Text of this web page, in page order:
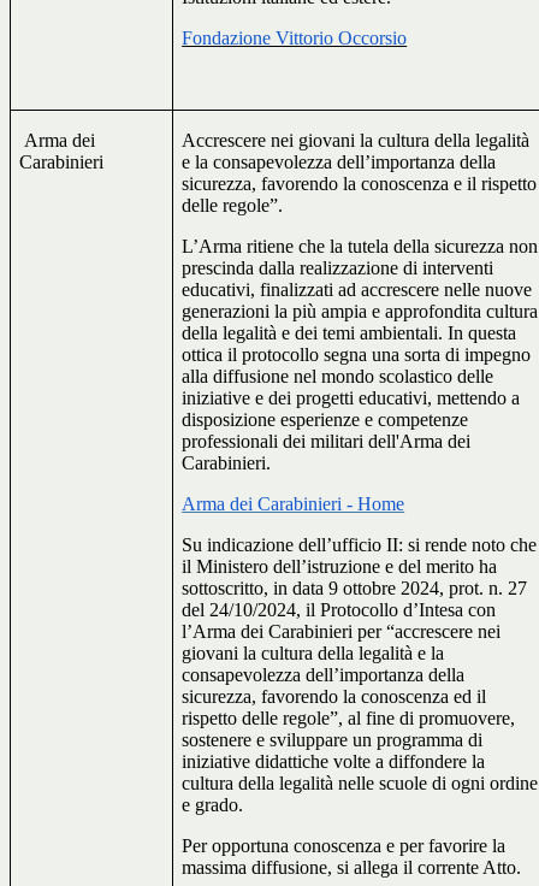
Fondazione Vittorio Occorsio
Arma dei
Carabinieri
Accrescere nei giovani la cultura della legalità
e la consapevolezza dell’importanza della
sicurezza, favorendo la conoscenza e il rispetto
delle regole”.
L’Arma ritiene che la tutela della sicurezza non
prescinda dalla realizzazione di interventi
educativi, finalizzati ad accrescere nelle nuove
generazioni la più ampia e approfondita cultura
della legalità e dei temi ambientali. In questa
ottica il protocollo segna una sorta di impegno
alla diffusione nel mondo scolastico delle
iniziative e dei progetti educativi, mettendo a
disposizione esperienze e competenze
professionali dei militari dell'Arma dei
Carabinieri.
Arma dei Carabinieri - Home
Su indicazione dell’ufficio II: si rende noto che
il Ministero dell’istruzione e del merito ha
sottoscritto, in data 9 ottobre 2024, prot. n. 27
del 24/10/2024, il Protocollo d’Intesa con
l’Arma dei Carabinieri per “accrescere nei
giovani la cultura della legalità e la
consapevolezza dell’importanza della
sicurezza, favorendo la conoscenza ed il
rispetto delle regole”, al fine di promuovere,
sostenere e sviluppare un programma di
iniziative didattiche volte a diffondere la
cultura della legalità nelle scuole di ogni ordine
e grado.
Per opportuna conoscenza e per favorire la
massima diffusione, si allega il corrente Atto.